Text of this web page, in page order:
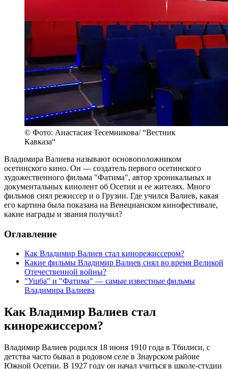
© Фото: Анастасия Тесемникова/ “Вестник
Кавказа“
Владимира Валиева называют основоположником
осетинского кино. Он — создатель первого осетинского
художественного фильма "Фатима", автор хроникальных и
документальных кинолент об Осетии и ее жителях. Много
фильмов снял режиссер и о Грузии. Где учился Валиев, какая
его картина была показана на Венецианском кинофестивале,
какие награды и звания получил?
Оглавление
Как Владимир Валиев стал кинорежиссером?
Какие фильмы Владимир Валиев снял во время Великой
Отечественной войны?
"Ушба" и "Фатима" — самые известные фильмы
Владимира Валиева
Как Владимир Валиев стал
кинорежиссером?
Владимир Валиев родился 18 июня 1910 года в Тбилиси, с
детства часто бывал в родовом селе в Знаурском районе
Южной Осетии. В 1927 году он начал учиться в школе-студии